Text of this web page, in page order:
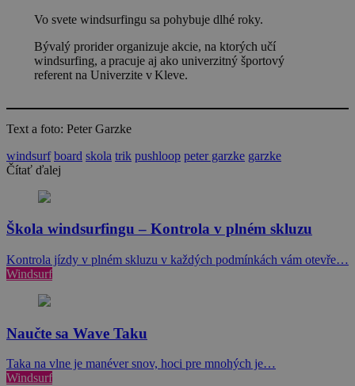
Vo svete windsurfingu sa pohybuje dlhé roky.
Bývalý prorider organizuje akcie, na ktorých učí
windsurfing, a pracuje aj ako univerzitný športový
referent na Univerzite v Kleve.
Text a foto: Peter Garzke
windsurf board skola trik pushloop peter garzke garzke
Čítať ďalej
Škola windsurfingu – Kontrola v plném skluzu
Kontrola jízdy v plném skluzu v každých podmínkách vám otevře…
Windsurf
Naučte sa Wave Taku
Taka na vlne je manéver snov, hoci pre mnohých je…
Windsurf